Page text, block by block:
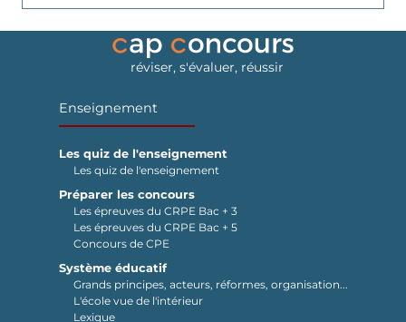
réviser, s'évaluer, réussir
Enseignement
Les quiz de l'enseignement
Les quiz de l'enseignement
Préparer les concours
Les épreuves du CRPE Bac + 3
Les épreuves du CRPE Bac + 5
Concours de CPE
Système éducatif
Grands principes, acteurs, réformes, organisation...
L'école vue de l'intérieur
Lexique